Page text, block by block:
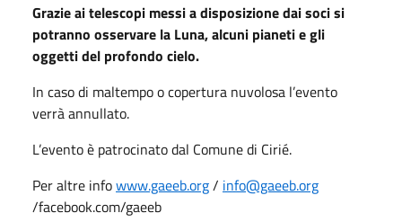
Grazie ai telescopi messi a disposizione dai soci si
potranno osservare la Luna, alcuni pianeti e gli
oggetti del profondo cielo.
In caso di maltempo o copertura nuvolosa l’evento
verrà annullato.
L’evento è patrocinato dal Comune di Cirié.
Per altre infowww.gaeeb.org/ info@gaeeb.org
/facebook.com/gaeeb